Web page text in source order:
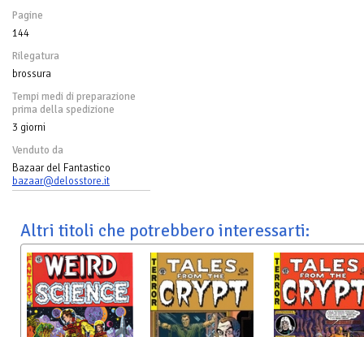
Pagine
144
Rilegatura
brossura
Tempi medi di preparazione
prima della spedizione
3 giorni
Venduto da
Bazaar del Fantastico
bazaar@delosstore.it
Altri titoli che potrebbero interessarti: